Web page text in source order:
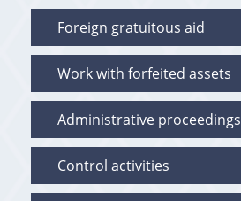
Foreign gratuitous aid
Work with forfeited assets
Administrative proceedings
Control activities